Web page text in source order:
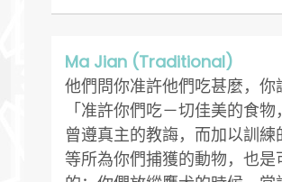
Ma Jian (Traditional)
他們問你准許他們吃甚麼，你
「准許你們吃－切佳美的食物
曾遵真主的教誨，而加以訓練
等所為你們捕獲的動物，也是